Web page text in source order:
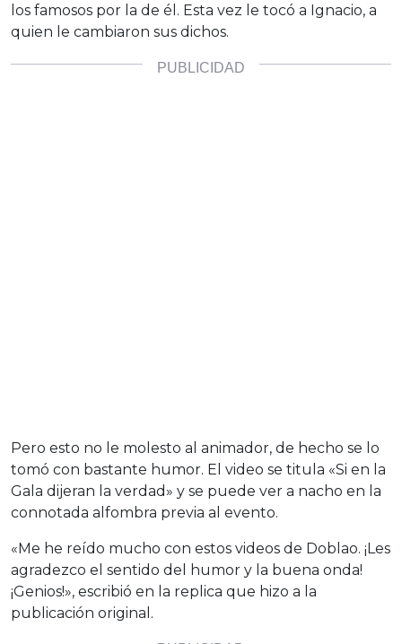
los famosos por la de él. Esta vez le tocó a Ignacio, a
quien le cambiaron sus dichos.
Pero esto no le molesto al animador, de hecho se lo
tomó con bastante humor. El video se titula «Si en la
Gala dijeran la verdad» y se puede ver a nacho en la
connotada alfombra previa al evento.
«Me he reído mucho con estos videos de Doblao. ¡Les
agradezco el sentido del humor y la buena onda!
¡Genios!», escribió en la replica que hizo a la
publicación original.